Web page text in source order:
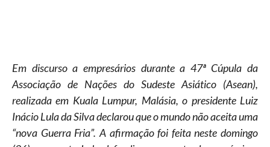
Em discurso a empresários durante a 47ª Cúpula da
Associação de Nações do Sudeste Asiático (Asean),
realizada em Kuala Lumpur, Malásia, o presidente Luiz
Inácio Lula da Silva declarou que o mundo não aceita uma
“nova Guerra Fria”. A afirmação foi feita neste domingo